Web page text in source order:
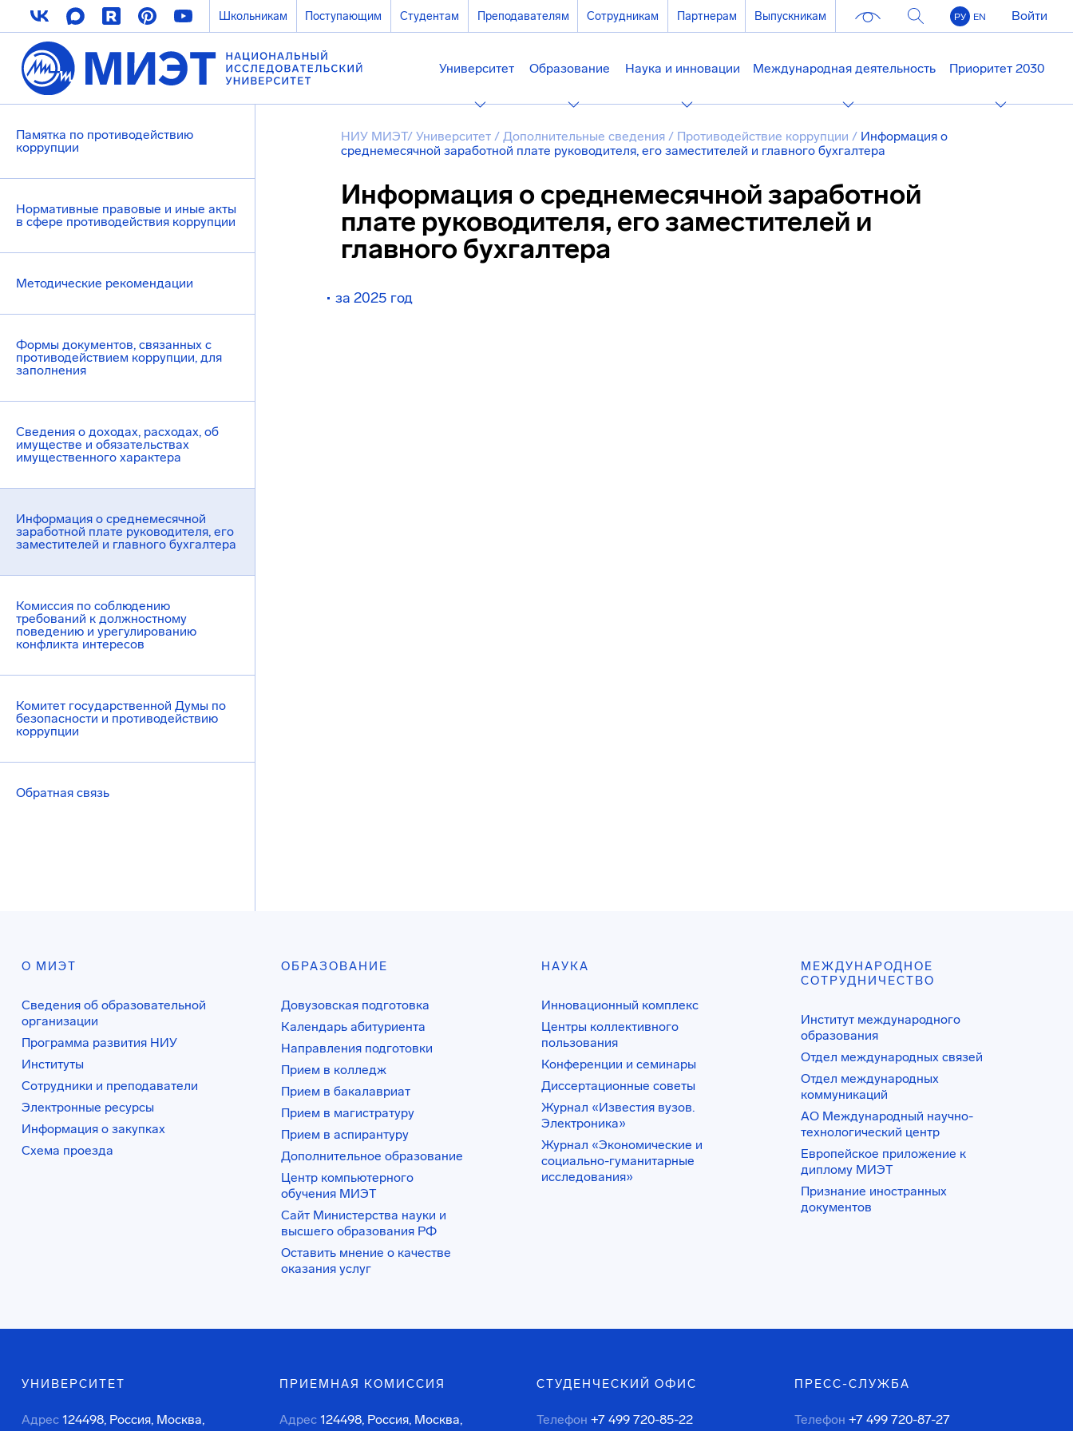
Школьникам Поступающим Студентам Преподавателям Сотрудникам Партнерам Выпускникам РУ EN Войти
Университет Образование Наука и инновации Международная деятельность Приоритет 2030
Памятка по противодействию
коррупции
Нормативные правовые и иные акты
в сфере противодействия коррупции
Методические рекомендации
Формы документов, связанных с
противодействием коррупции, для
заполнения
Сведения о доходах, расходах, об
имуществе и обязательствах
имущественного характера
Информация о среднемесячной
заработной плате руководителя, его
заместителей и главного бухгалтера
Комиссия по соблюдению
требований к должностному
поведению и урегулированию
конфликта интересов
Комитет государственной Думы по
безопасности и противодействию
коррупции
Обратная связь
НИУ МИЭТ/ Университет / Дополнительные сведения / Противодействие коррупции / Информация о
среднемесячной заработной плате руководителя, его заместителей и главного бухгалтера
Информация о среднемесячной заработной
плате руководителя, его заместителей и
главного бухгалтера
за 2025 год
О МИЭТ
Сведения об образовательной
организации
Программа развития НИУ
Институты
Сотрудники и преподаватели
Электронные ресурсы
Информация о закупках
Схема проезда
ОБРАЗОВАНИЕ
Довузовская подготовка
Календарь абитуриента
Направления подготовки
Прием в колледж
Прием в бакалавриат
Прием в магистратуру
Прием в аспирантуру
Дополнительное образование
Центр компьютерного
обучения МИЭТ
Сайт Министерства науки и
высшего образования РФ
Оставить мнение о качестве
оказания услуг
НАУКА
Инновационный комплекс
Центры коллективного
пользования
Конференции и семинары
Диссертационные советы
Журнал «Известия вузов.
Электроника»
Журнал «Экономические и
социально-гуманитарные
исследования»
МЕЖДУНАРОДНОЕ
СОТРУДНИЧЕСТВО
Институт международного
образования
Отдел международных связей
Отдел международных
коммуникаций
АО Международный научно-
технологический центр
Европейское приложение к
диплому МИЭТ
Признание иностранных
документов
УНИВЕРСИТЕТ
Адрес 124498, Россия, Москва,
ПРИЕМНАЯ КОМИССИЯ
Адрес 124498, Россия, Москва,
СТУДЕНЧЕСКИЙ ОФИС
Телефон +7 499 720-85-22
ПРЕСС-СЛУЖБА
Телефон +7 499 720-87-27